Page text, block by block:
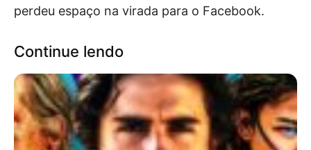
perdeu espaço na virada para o Facebook.
Continue lendo